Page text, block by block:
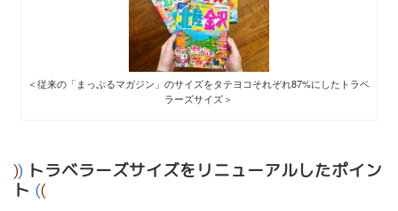
＜従来の「まっぷるマガジン」のサイズをタテヨコそれぞれ87%にしたトラベ
ラーズサイズ＞
)) トラベラーズサイズをリニューアルしたポイン
ト ((